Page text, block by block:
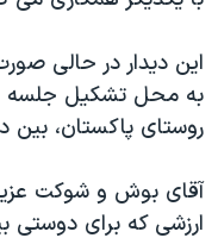
حقوق شهروندی
اقتصادی
اسرائیل در جنگ
انتخابات ریاست جمهوری
حمله جمهوری اسلامی به
ورزش زنان در ایران
زبانهای مختلف
اين ديدار در حالی
به محل تشکيل جلسه
روستای پاکستان،
آقای بوش و شوکت عزيز
ارزشی که برای دوستی